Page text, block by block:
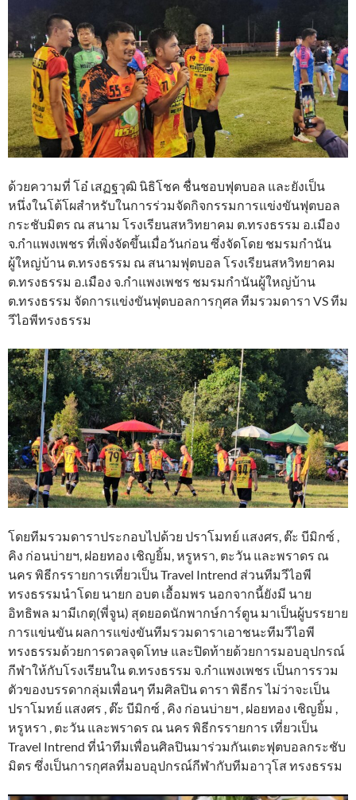
ด้วยความที่ โอ๋ เสฏฐวุฒิ นิธิโชค ชื่นชอบฟุตบอล และยังเป็น
หนึ่งในโต้โผสำหรับในการร่วมจัดกิจกรรมการแข่งขันฟุตบอล
กระชับมิตร ณ สนาม โรงเรียนสหวิทยาคม ต.ทรงธรรม อ.เมือง
จ.กำแพงเพชร ที่เพิ่งจัดขึ้นเมื่อวันก่อน ซึ่งจัดโดย ชมรมกำนัน
ผู้ใหญ่บ้าน ต.ทรงธรรม ณ สนามฟุตบอล โรงเรียนสหวิทยาคม
ต.ทรงธรรม อ.เมือง จ.กำแพงเพชร ชมรมกำนันผู้ใหญ่บ้าน
ต.ทรงธรรม จัดการแข่งขันฟุตบอลการกุศล ทีมรวมดารา VS ทีม
วีไอพีทรงธรรม
โดยทีมรวมดาราประกอบไปด้วย ปราโมทย์ แสงศร, ต๊ะ บีมิกซ์ ,
คิง ก่อนบ่ายฯ, ฝอยทอง เชิญยิ้ม, หรูหรา, ตะวัน และพราดร ณ
นคร พิธีกรรายการเที่ยวเป็น Travel Intrend ส่วนทีมวีไอพี
ทรงธรรมนำโดย นายก อบต เอื้อมพร นอกจากนี้ยังมี นาย
อิทธิพล มามีเกตุ(พี่จูน) สุดยอดนักพากษ์การ์ตูน มาเป็นผู้บรรยาย
การแข่นขัน ผลการแข่งขันทีมรวมดาราเอาชนะทีมวีไอพี
ทรงธรรมด้วยการดวลจุดโทษ และปิดท้ายด้วยการมอบอุปกรณ์
กีฬาให้กับโรงเรียนใน ต.ทรงธรรม จ.กำแพงเพชร เป็นการรวม
ตัวของบรรดากลุ่มเพื่อนๆ ทีมศิลปิน ดารา พิธีกร ไม่ว่าจะเป็น
ปราโมทย์ แสงศร , ต๊ะ บีมิกซ์ , คิง ก่อนบ่ายฯ , ฝอยทอง เชิญยิ้ม ,
หรูหรา , ตะวัน และพราดร ณ นคร พิธีกรรายการ เที่ยวเป็น
Travel Intrend ที่นำทีมเพื่อนศิลปินมาร่วมกันเตะฟุตบอลกระชับ
มิตร ซึ่งเป็นการกุศลที่มอบอุปกรณ์กีฬากับทีมอาวุโส ทรงธรรม